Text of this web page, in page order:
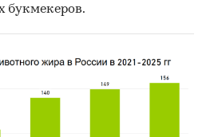
букмекеров.